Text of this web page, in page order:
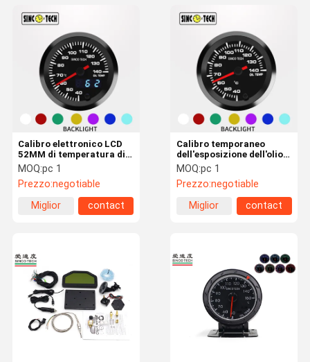
Calibro temporaneo
dell'esposizione dell'olio
LCD dell'autometer con lo
schermo a 2,5 pollici
MOQ:pc 1
Prezzo:negotiable
Miglior
contact
Calibro elettronico LCD
52MM di temperatura di
olio dell'esposizione 12v
dell'ABS
MOQ:pc 1
Prezzo:negotiable
Miglior
contact